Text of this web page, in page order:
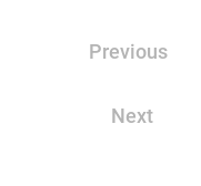
Previous
Next